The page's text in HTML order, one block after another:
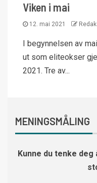
Viken i mai
12. mai 2021
I begynnelsen av
ut som eliteokser
2021. Tre av...
MENINGSMÅLING
Kunne du tenke